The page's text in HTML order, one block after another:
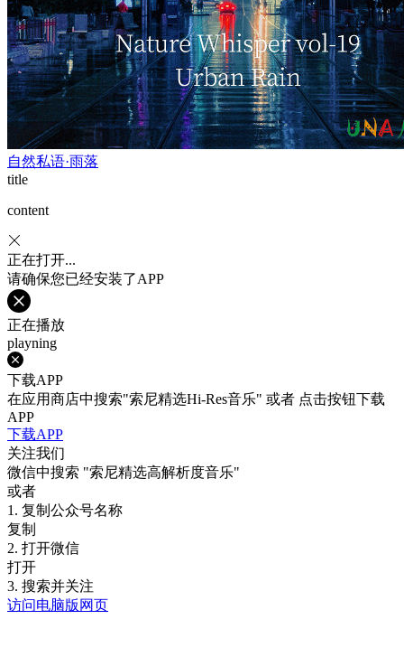
自然私语·雨落
title
content
正在打开...
请确保您已经安装了APP
正在播放
playning
下载APP
在应用商店中搜索"索尼精选Hi-Res音乐" 或者 点击按钮下载
APP
下载APP
关注我们
微信中搜索 "索尼精选高解析度音乐"
或者
1. 复制公众号名称
复制
2. 打开微信
打开
3. 搜索并关注
访问电脑版网页